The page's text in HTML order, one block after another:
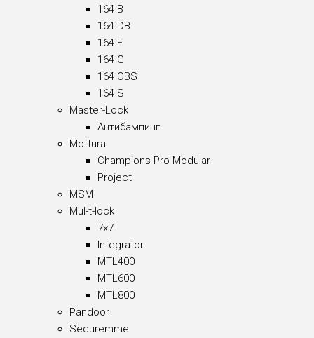
164 B
164 DB
164 F
164 G
164 OBS
164 S
Master-Lock
Антибампинг
Mottura
Champions Pro Modular
Project
MSM
Mul-t-lock
7x7
Integrator
MTL400
MTL600
MTL800
Pandoor
Securemme